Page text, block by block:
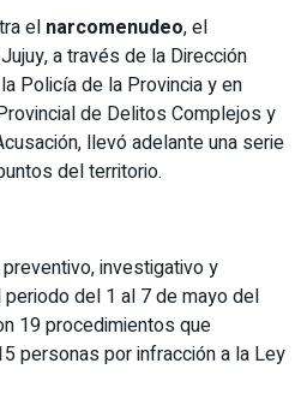
el narcomenudeo, el
a través de la Dirección
Policía de la Provincia y en
de Delitos Complejos y
llevó adelante una serie
del territorio.
investigativo y
del 1 al 7 de mayo del
19 procedimientos que
personas por infracción a la Ley